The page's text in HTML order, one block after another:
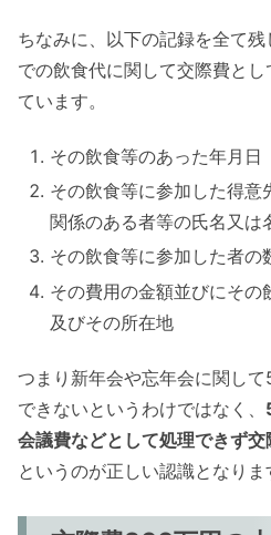
ちなみに、以下の記録を全て
での飲食代に関して交際費と
ています。
その飲食等のあった年月日
その飲食等に参加した得意
関係のある者等の氏名又は
その飲食等に参加した者の
その費用の金額並びにその
及びその所在地
つまり新年会や忘年会に関し
できないというわけではなく、
会議費などとして処理できず
というのが正しい認識となりま